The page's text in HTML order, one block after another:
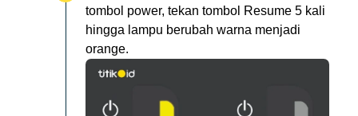
tombol power, tekan tombol Resume 5 kali
hingga lampu berubah warna menjadi
orange.